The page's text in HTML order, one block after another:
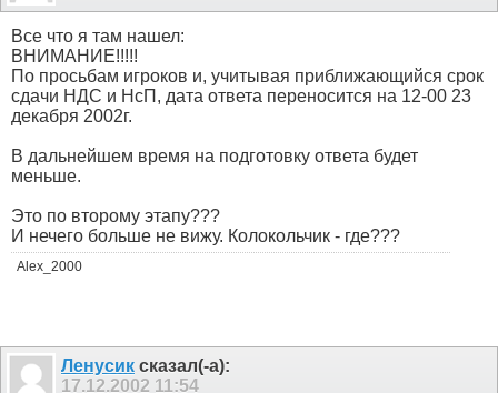
Все что я там нашел:
ВНИМАНИЕ!!!!!
По просьбам игроков и, учитывая приближающийся срок
сдачи НДС и НсП, дата ответа переносится на 12-00 23
декабря 2002г.
В дальнейшем время на подготовку ответа будет
меньше.
Это по второму этапу???
И нечего больше не вижу. Колокольчик - где???
Alex_2000
Ленусик сказал(-а):
17.12.2002 11:54